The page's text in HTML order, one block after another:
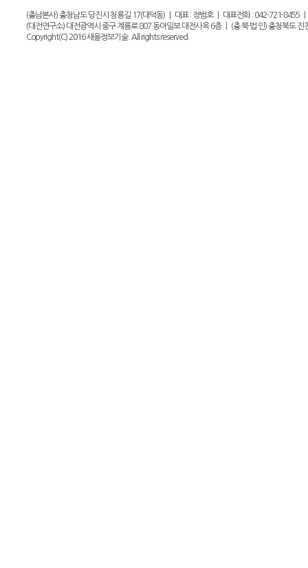
(충남본사) 충청남도 당진시 청룡길 17(대덕동) | 대표 : 정범호 | 대표전화 : 042-721-
(대전연구소) 대전광역시 중구 계룡로 807 동아일보 대전사옥 6층 | (충 북 법 인) 충청북도
Copyright(C) 2016 새올정보기술. All rights reserved.